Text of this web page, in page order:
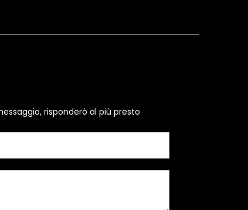
risponderò al più presto